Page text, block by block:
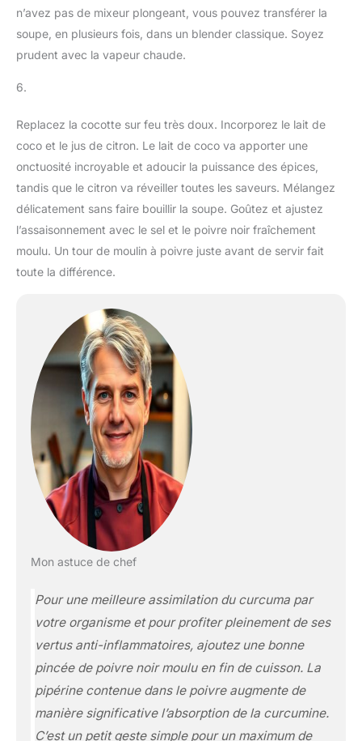
n’avez pas de mixeur plongeant, vous pouvez transférer la
soupe, en plusieurs fois, dans un blender classique. Soyez
prudent avec la vapeur chaude.
6.
Replacez la cocotte sur feu très doux. Incorporez le lait de
coco et le jus de citron. Le lait de coco va apporter une
onctuosité incroyable et adoucir la puissance des épices,
tandis que le citron va réveiller toutes les saveurs. Mélangez
délicatement sans faire bouillir la soupe. Goûtez et ajustez
l’assaisonnement avec le sel et le poivre noir fraîchement
moulu. Un tour de moulin à poivre juste avant de servir fait
toute la différence.
Mon astuce de chef
Pour une meilleure assimilation du curcuma par
votre organisme et pour profiter pleinement de ses
vertus anti-inflammatoires, ajoutez une bonne
pincée de poivre noir moulu en fin de cuisson. La
pipérine contenue dans le poivre augmente de
manière significative l’absorption de la curcumine.
C’est un petit geste simple pour un maximum de